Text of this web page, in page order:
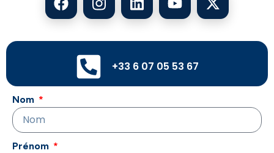
+33 6 07 05 53 67
Nom
Prénom